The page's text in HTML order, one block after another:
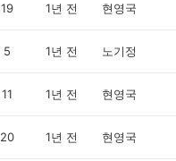
19 1년 전 현영국
5 1년 전 노기정
11 1년 전 현영국
20 1년 전 현영국